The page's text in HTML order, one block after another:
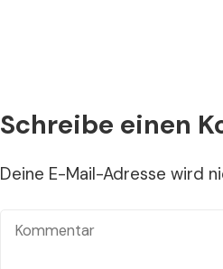
Schreibe einen
Deine E-Mail-Adresse wird